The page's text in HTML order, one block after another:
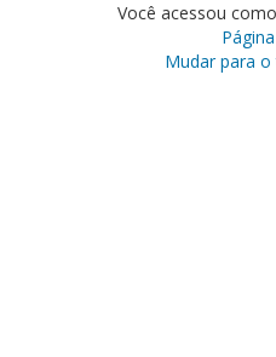
Você acessou
Mudar para